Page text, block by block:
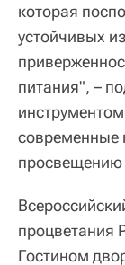
которая
устойчивых
питания", –
современные
просвещению
процветания
Гостином